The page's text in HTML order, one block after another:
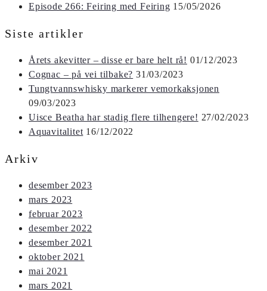
Episode 266: Feiring med Feiring 15/05/2026
Siste artikler
Årets akevitter – disse er bare helt rå! 01/12/2023
Cognac – på vei tilbake? 31/03/2023
Tungtvannswhisky markerer vemorkaksjonen
09/03/2023
Uisce Beatha har stadig flere tilhengere! 27/02/2023
Aquavitalitet 16/12/2022
Arkiv
desember 2023
mars 2023
februar 2023
desember 2022
desember 2021
oktober 2021
mai 2021
mars 2021